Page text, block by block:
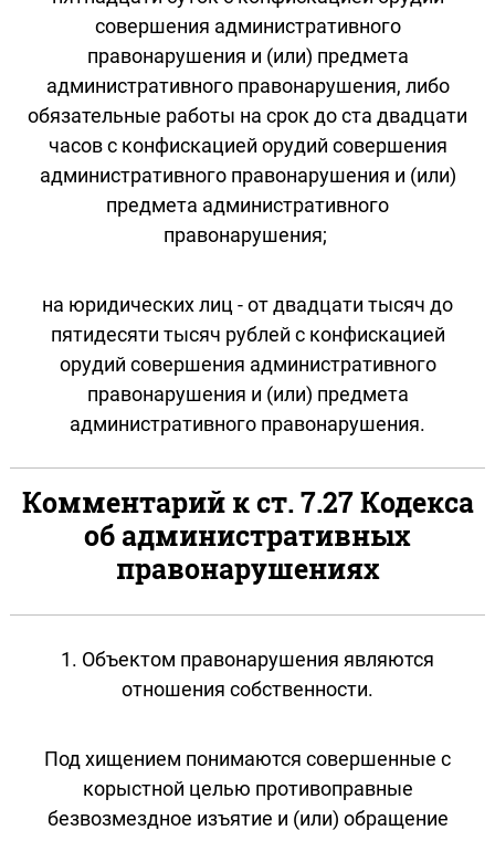
совершения административного
правонарушения и (или) предмета
административного правонарушения, либо
обязательные работы на срок до ста двадцати
часов с конфискацией орудий совершения
административного правонарушения и (или)
предмета административного
правонарушения;
на юридических лиц - от двадцати тысяч до
пятидесяти тысяч рублей с конфискацией
орудий совершения административного
правонарушения и (или) предмета
административного правонарушения.
Комментарий к ст. 7.27 Кодекса
об административных
правонарушениях
1. Объектом правонарушения являются
отношения собственности.
Под хищением понимаются совершенные с
корыстной целью противоправные
безвозмездное изъятие и (или) обращение